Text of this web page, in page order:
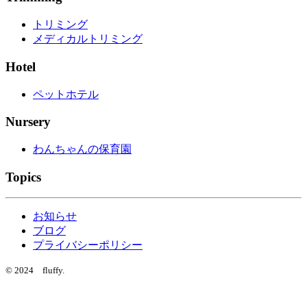
トリミング
メディカルトリミング
Hotel
ペットホテル
Nursery
わんちゃんの保育園
Topics
お知らせ
ブログ
プライバシーポリシー
© 2024 fluffy.